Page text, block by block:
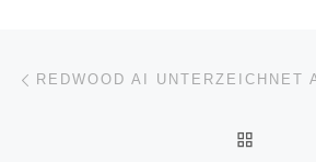
Beitragsnavigation